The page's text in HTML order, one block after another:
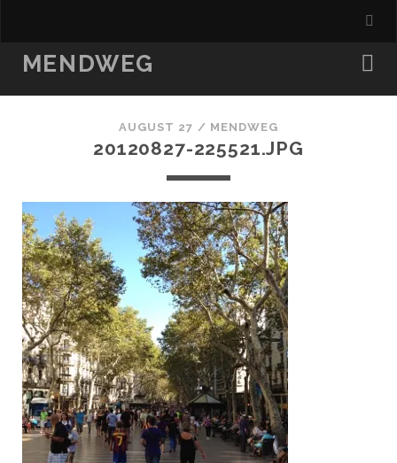
MENDWEG
AUGUST 27 / MENDWEG
20120827-225521.JPG